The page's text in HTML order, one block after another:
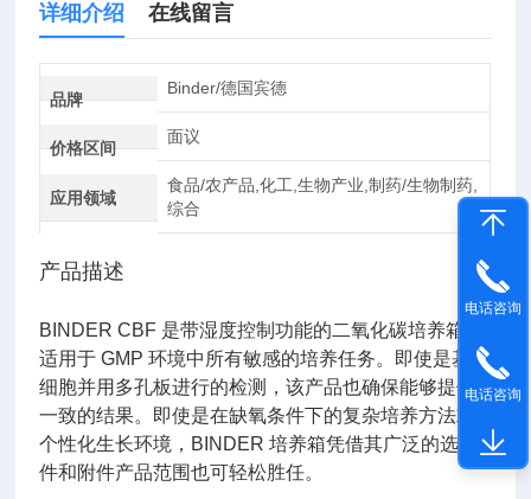
详细介绍 在线留言
品牌
Binder/德国宾德
价格区间
面议
应用领域
食品/农产品,化工,生物产业,制药/生物制药,
综合
产品描述
BINDER CBF 是带湿度控制功能的二氧化碳培养箱，
适用于 GMP 环境中所有敏感的培养任务。即使是基于
细胞并用多孔板进行的检测，该产品也确保能够提供
一致的结果。即使是在缺氧条件下的复杂培养方法或
个性化生长环境，BINDER 培养箱凭借其广泛的选购
件和附件产品范围也可轻松胜任。
电话咨询
电话咨询